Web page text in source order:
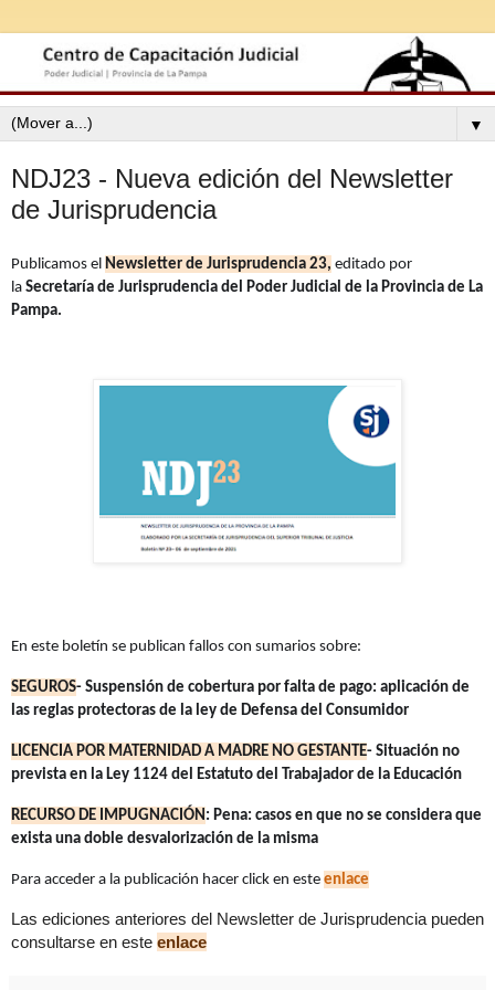
▼
NDJ23 - Nueva edición del Newsletter
de Jurisprudencia
Publicamos el Newsletter de Jurisprudencia 23, editado por
laSecretaría de Jurisprudencia del Poder Judicial de la Provincia de La
Pampa.
En este boletín se publican fallos con sumarios sobre:
SEGUROS- Suspensión de cobertura por falta de pago: aplicación de
las reglas protectorasde la ley de Defensa del Consumidor
LICENCIA POR MATERNIDAD A MADRE NO GESTANTE- Situación no
prevista en la Ley 1124 del Estatuto del Trabajador de la Educación
RECURSO DE IMPUGNACIÓN: Pena: casos en que no se considera que
exista una doble desvalorización de la misma
Para acceder a la publicación hacer click en esteenlace
Las ediciones anteriores del Newsletter de Jurisprudencia pueden
consultarse en este enlace